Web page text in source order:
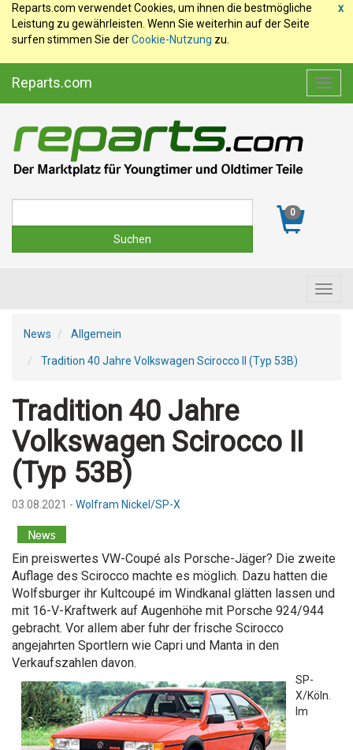
x
Reparts.com verwendet Cookies, um ihnen die bestmögliche
Leistung zu gewährleisten. Wenn Sie weiterhin auf der Seite
surfen stimmen Sie derCookie-Nutzung zu.
Reparts.com
0
News Allgemein
Tradition 40 Jahre Volkswagen Scirocco II (Typ 53B)
Tradition 40 Jahre
Volkswagen Scirocco II
(Typ 53B)
03.08.2021 - Wolfram Nickel/SP-X
Ein preiswertes VW-Coupé als Porsche-Jäger? Die zweite
Auflage des Scirocco machte es möglich. Dazu hatten die
Wolfsburger ihr Kultcoupé im Windkanal glätten lassen und
mit 16-V-Kraftwerk auf Augenhöhe mit Porsche 924/944
gebracht. Vor allem aber fuhr der frische Scirocco
angejahrten Sportlern wie Capri und Manta in den
Verkaufszahlen davon.
SP-
X/Köln.
Im